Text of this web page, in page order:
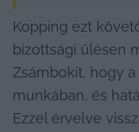
Kopping ezt
bizottsági ülésen
Zsámbokit, hogy
munkában, és
Ezzel érvelve